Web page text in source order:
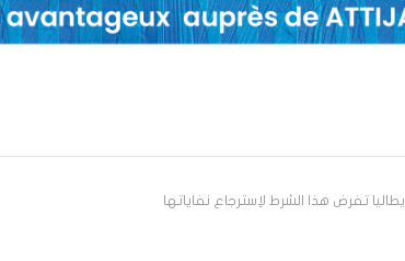
إيطاليا تفرض هذا الشرط لاِسترجاع نفاياتها